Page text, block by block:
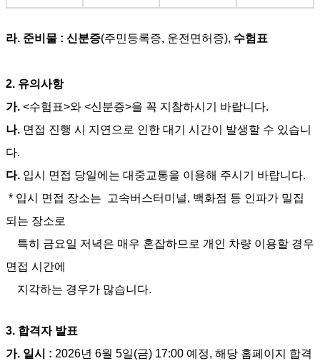
라. 준비물 : 신분증(주민등록증, 운전면허증), 수험표
2. 유의사항
가. <수험표>와 <신분증>을 꼭 지참하시기 바랍니다.
나. 면접 진행 시 지연으로 인한 대기 시간이 발생할 수 있습니
다.
다. 입시 면접 당일에는 대중교통을 이용해 주시기 바랍니다.
* 입시 면접 장소는 고속버스터미널, 백화점 등 인파가 밀집
되는 장소로
특히 금요일 저녁은 매우 혼잡하므로 개인 차량 이용할 경우
면접 시간에
지각하는 경우가 많습니다.
3. 합격자 발표
가. 일시 : 2026년 6월 5일(금) 17:00 예정, 해당 홈페이지 합격